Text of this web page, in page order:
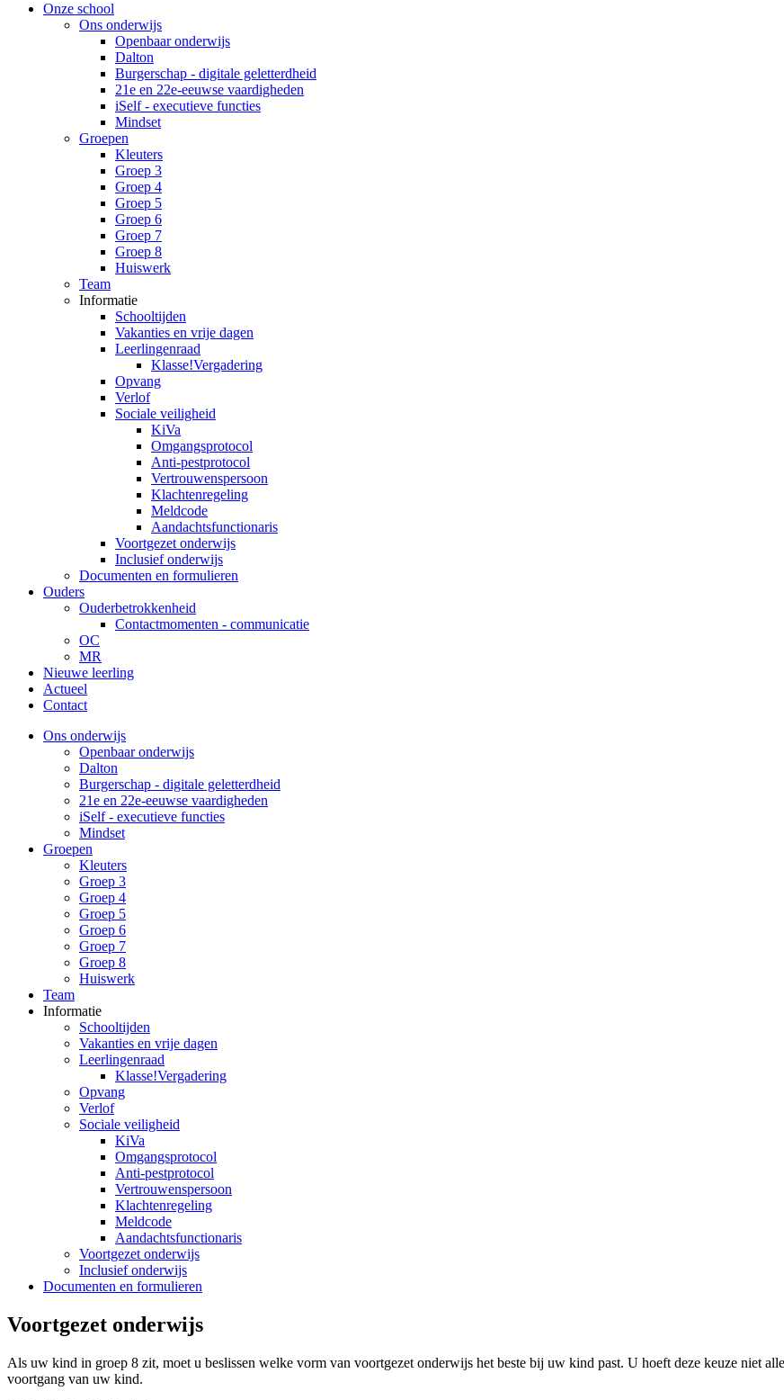
Onze school
Ons onderwijs
Openbaar onderwijs
Dalton
Burgerschap - digitale geletterdheid
21e en 22e-eeuwse vaardigheden
iSelf - executieve functies
Mindset
Groepen
Kleuters
Groep 3
Groep 4
Groep 5
Groep 6
Groep 7
Groep 8
Huiswerk
Team
Informatie
Schooltijden
Vakanties en vrije dagen
Leerlingenraad
Klasse!Vergadering
Opvang
Verlof
Sociale veiligheid
KiVa
Omgangsprotocol
Anti-pestprotocol
Vertrouwenspersoon
Klachtenregeling
Meldcode
Aandachtsfunctionaris
Voortgezet onderwijs
Inclusief onderwijs
Documenten en formulieren
Ouders
Ouderbetrokkenheid
Contactmomenten - communicatie
OC
MR
Nieuwe leerling
Actueel
Contact
Ons onderwijs
Openbaar onderwijs
Dalton
Burgerschap - digitale geletterdheid
21e en 22e-eeuwse vaardigheden
iSelf - executieve functies
Mindset
Groepen
Kleuters
Groep 3
Groep 4
Groep 5
Groep 6
Groep 7
Groep 8
Huiswerk
Team
Informatie
Schooltijden
Vakanties en vrije dagen
Leerlingenraad
Klasse!Vergadering
Opvang
Verlof
Sociale veiligheid
KiVa
Omgangsprotocol
Anti-pestprotocol
Vertrouwenspersoon
Klachtenregeling
Meldcode
Aandachtsfunctionaris
Voortgezet onderwijs
Inclusief onderwijs
Documenten en formulieren
Voortgezet onderwijs
Als uw kind in groep 8 zit, moet u beslissen welke vorm van voortgezet onderwijs het beste bij uw kind past. U hoeft deze keuze niet
voortgang van uw kind.